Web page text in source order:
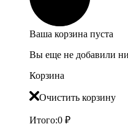
Ваша корзина пуста
Вы еще не добавили
Корзина
Очистить корзину
Итого:0 ₽